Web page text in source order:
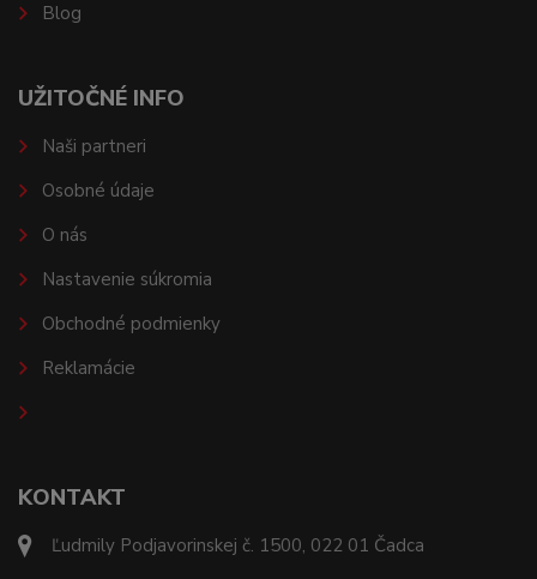
KONTAKT
Ľudmily Podjavorinskej č. 1500, 022 01 Čadca
Blog
UŽITOČNÉ INFO
Naši partneri
Osobné údaje
O nás
Nastavenie súkromia
Obchodné podmienky
Reklamácie